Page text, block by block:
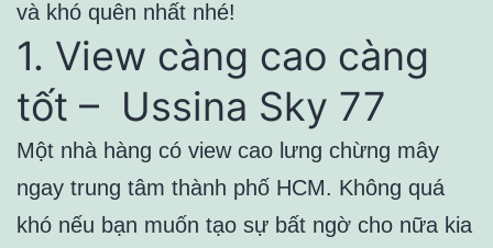
và khó quên nhất nhé!
1. View càng cao càng
tốt – Ussina Sky 77
Một nhà hàng có view cao lưng chừng mây
ngay trung tâm thành phố HCM. Không quá
khó nếu bạn muốn tạo sự bất ngờ cho nữa kia